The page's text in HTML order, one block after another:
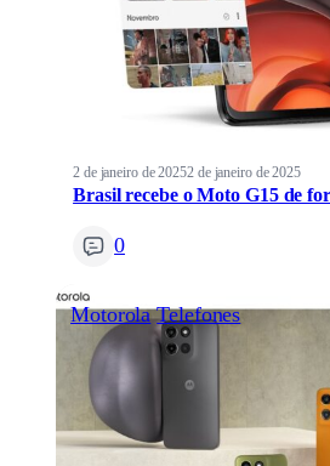
2 de janeiro de 20252 de janeiro de 2025
Brasil recebe o Moto G15 de
0
Motorola Telefones